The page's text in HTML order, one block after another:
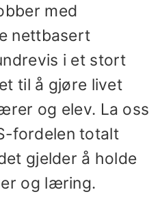
med
nettbasert
i et stort
til å gjøre livet
og elev. La oss
fordelen totalt
gjelder å holde
og læring.